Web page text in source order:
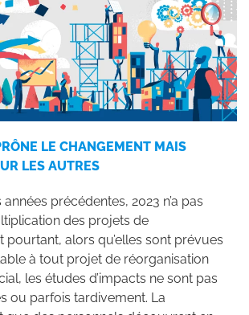
LE CHANGEMENT MAIS
LES AUTRES
précédentes, 2023 n’a pas
des projets de
pourtant, alors qu’elles sont prévues
à tout projet de réorganisation
les études d’impacts ne sont pas
ou parfois tardivement. La